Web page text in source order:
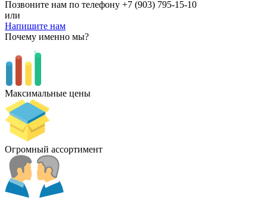
Позвоните нам по телефону +7 (903) 795-15-10
или
Напишите нам
Почему именно мы?
Максимальные цены
Огромный ассортимент